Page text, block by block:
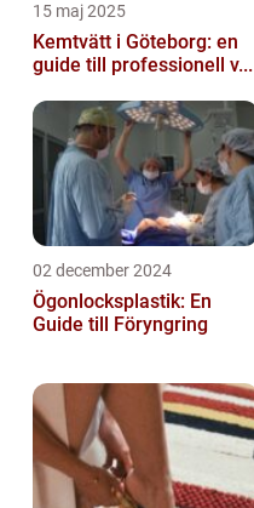
15 maj 2025
Kemtvätt i Göteborg: en
guide till professionell v...
02 december 2024
Ögonlocksplastik: En
Guide till Föryngring